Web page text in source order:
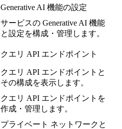
Generative AI 機能の設定
サービスの Generative AI 機能
と設定を構成・管理します。
クエリ API エンドポイント
クエリ API エンドポイントと
その構成を表示します。
クエリ API エンドポイントを
作成・管理します。
プライベート ネットワークと